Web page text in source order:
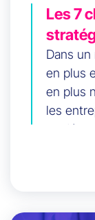
Les 7
Dans
en plus
en plus
les
se
les